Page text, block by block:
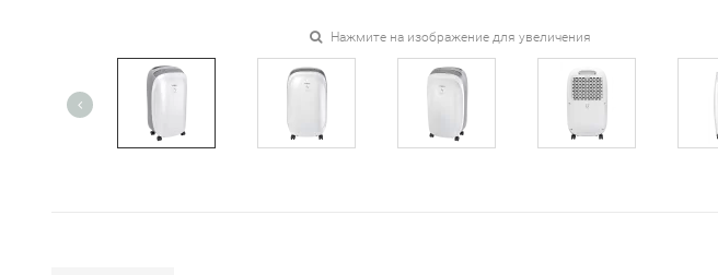
Нажмите на изображение для увеличения